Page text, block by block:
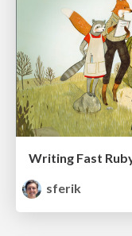
Writing Fast
sferik